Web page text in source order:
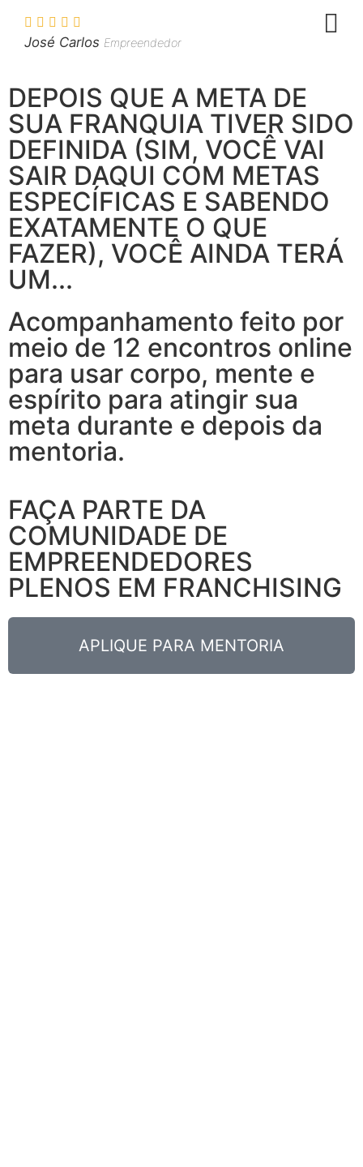
José Carlos Empreendedor
DEPOIS QUE A META DE
SUA FRANQUIA TIVER SIDO
DEFINIDA (SIM, VOCÊ VAI
SAIR DAQUI COM METAS
ESPECÍFICAS E SABENDO
EXATAMENTE O QUE
FAZER), VOCÊ AINDA TERÁ
UM...
Acompanhamento feito por
meio de 12 encontros online
para usar corpo, mente e
espírito para atingir sua
meta durante e depois da
mentoria.
FAÇA PARTE DA
COMUNIDADE DE
EMPREENDEDORES
PLENOS EM FRANCHISING
APLIQUE PARA MENTORIA